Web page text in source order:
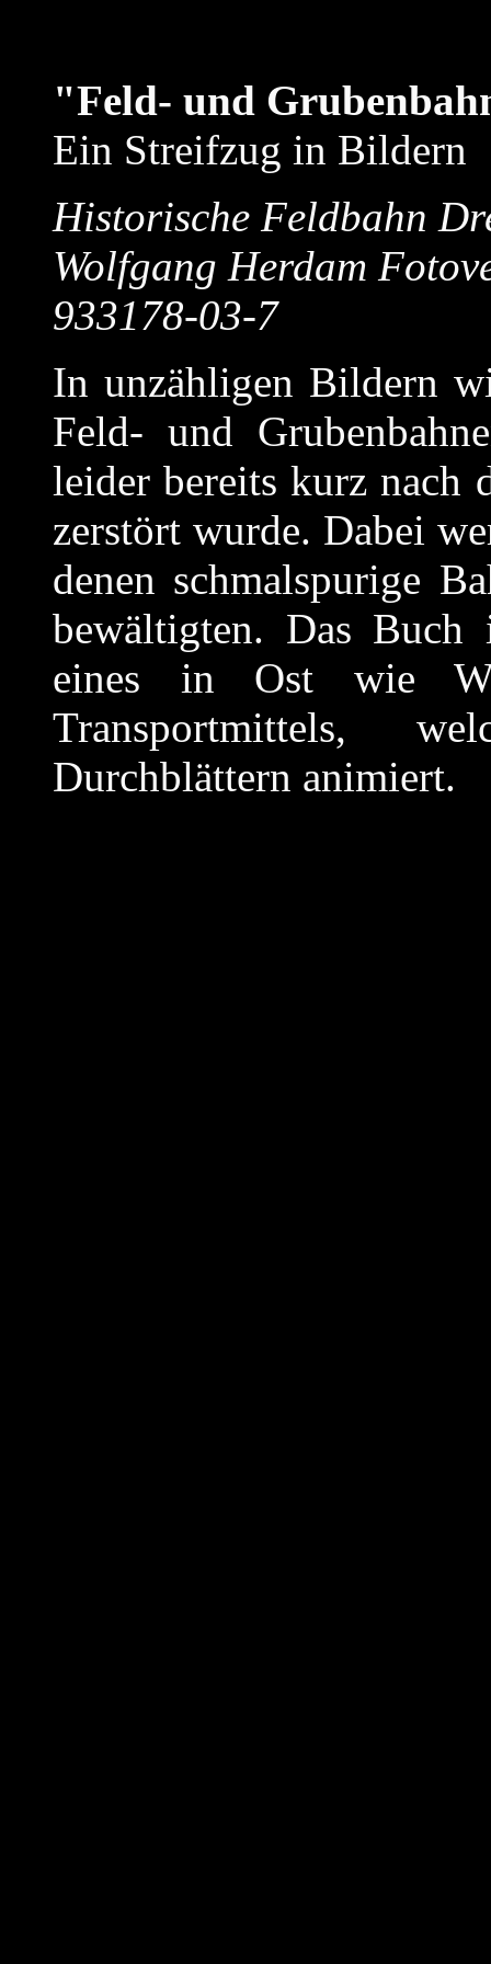
"Feld- und
Ein Streifzug in Bildern
Historische Feldbahn
Wolfgang Herdam
933178-03-7
In unzähligen Bildern
Feld- und
leider bereits kurz nach
zerstört wurde. Dabei
denen schmalspurige
bewältigten. Das Buch
eines in Ost wie
Transportmittels,
Durchblättern animiert.